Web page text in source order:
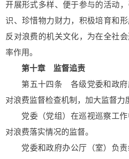
开展形式多样、便于参与的活动
识、珍惜物力财力，积极培育和形
反对浪费的机关文化，为在全社
率作用。
第十章 监督追责
第五十四条 各级党委和政府
对浪费监督检查机制，加大监督力
党委（党组）在巡视巡察工
对浪费落实情况的监督。
党委和政府办公厅（室）负